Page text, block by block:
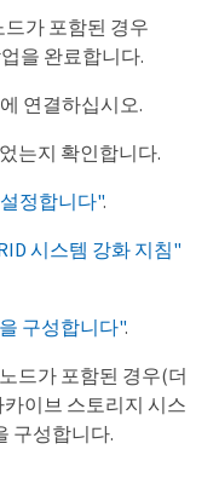
가 포함된 경우
을 완료합니다.
연결하십시오.
는지 확인합니다.
정합니다".
시스템 강화 지침"
구성합니다".
드가 포함된 경우(더
이브 스토리지 시스
구성합니다.